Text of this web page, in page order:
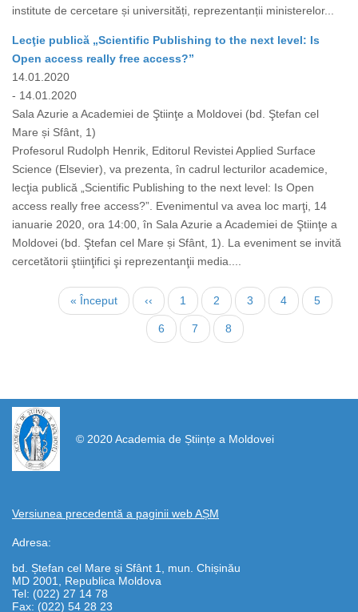
institute de cercetare și universități, reprezentanții ministerelor...
Lecţie publică „Scientific Publishing to the next level: Is
Open access really free access?”
14.01.2020
- 14.01.2020
Sala Azurie a Academiei de Ştiinţe a Moldovei (bd. Ştefan cel
Mare și Sfânt, 1)
Profesorul Rudolph Henrik, Editorul Revistei Applied Surface
Science (Elsevier), va prezenta, în cadrul lecturilor academice,
lecţia publică „Scientific Publishing to the next level: Is Open
access really free access?”. Evenimentul va avea loc marţi, 14
ianuarie 2020, ora 14:00, în Sala Azurie a Academiei de Ştiinţe a
Moldovei (bd. Ştefan cel Mare și Sfânt, 1). La eveniment se invită
cercetătorii ştiinţifici şi reprezentanţii media....
Prima
pagină
« Început
Pagina
anterioară
‹‹ Page
1 Page
2 Page
3 Page
4 Page
5
Page
6 Page
7
Pagina
curentă
8
© 2020 Academia de Științe a Moldovei
Versiunea precedentă a paginii web AȘM
Adresa:
bd. Ștefan cel Mare și Sfânt 1, mun. Chișinău
MD 2001, Republica Moldova
Tel: (022) 27 14 78
Fax: (022) 54 28 23
https://propletenie.ru/